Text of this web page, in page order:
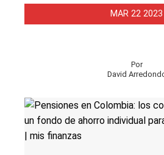
MAR 22 2023
Por
David